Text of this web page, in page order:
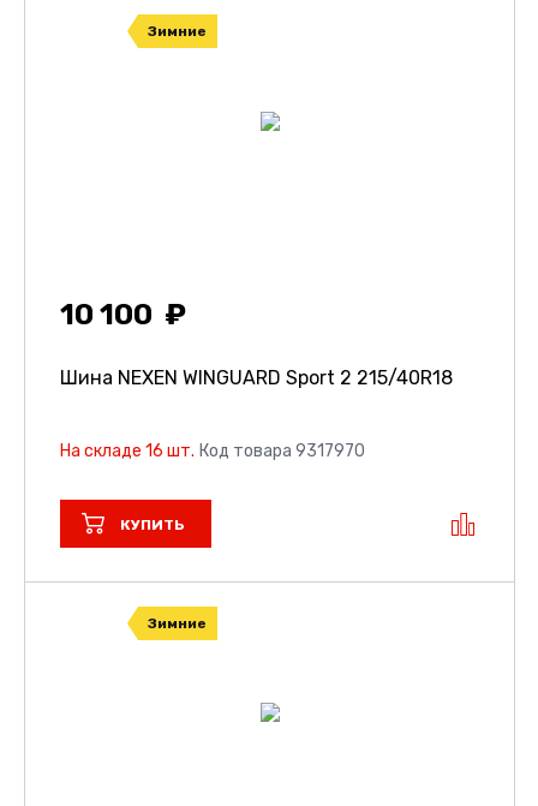
Зимние
10 100
Шина NEXEN WINGUARD Sport 2 215/40R18
На складе 16 шт. Код товара 9317970
КУПИТЬ
Зимние